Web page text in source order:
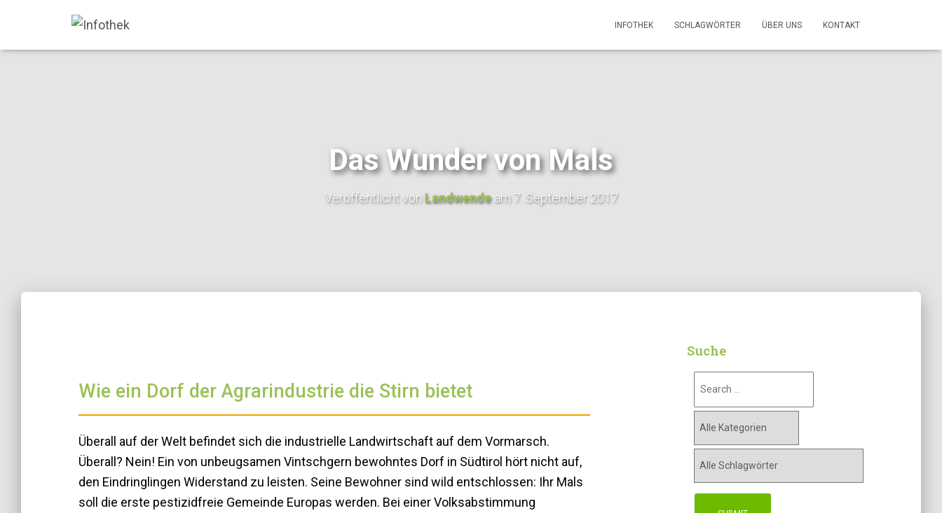
INFOTHEK SCHLAGWÖRTER ÜBER UNS KONTAKT
Das Wunder von Mals
Veröffentlicht vonLandwendeam7. September 2017
Wie ein Dorf der Agrarindustrie die Stirn bietet
Überall auf der Welt befindet sich die industrielle Landwirtschaft auf dem Vormarsch.
Überall? Nein! Ein von unbeugsamen Vintschgern bewohntes Dorf in Südtirol hört nicht auf,
den Eindringlingen Widerstand zu leisten. Seine Bewohner sind wild entschlossen: Ihr Mals
soll die erste pestizidfreie Gemeinde Europas werden. Bei einer Volksabstimmung
Suche